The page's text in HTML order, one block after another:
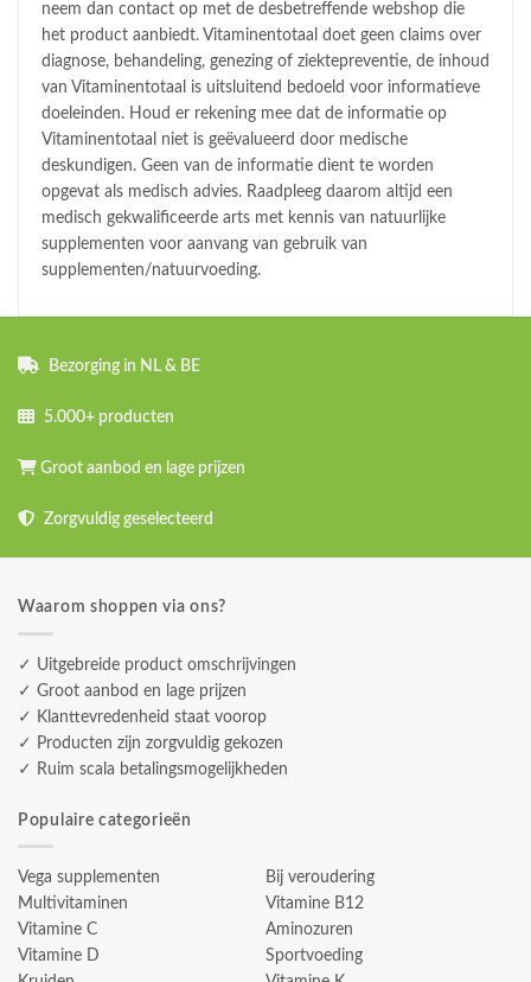
neem dan contact op met de desbetreffende webshop die
het product aanbiedt. Vitaminentotaal doet geen claims over
diagnose, behandeling, genezing of ziektepreventie, de inhoud
van Vitaminentotaal is uitsluitend bedoeld voor informatieve
doeleinden. Houd er rekening mee dat de informatie op
Vitaminentotaal niet is geëvalueerd door medische
deskundigen. Geen van de informatie dient te worden
opgevat als medisch advies. Raadpleeg daarom altijd een
medisch gekwalificeerde arts met kennis van natuurlijke
supplementen voor aanvang van gebruik van
supplementen/natuurvoeding.
Bezorging in NL & BE
5.000+ producten
Groot aanbod en lage prijzen
Zorgvuldig geselecteerd
Waarom shoppen via ons?
✓ Uitgebreide product omschrijvingen
✓ Groot aanbod en lage prijzen
✓ Klanttevredenheid staat voorop
✓ Producten zijn zorgvuldig gekozen
✓ Ruim scala betalingsmogelijkheden
Populaire categorieën
Vega supplementen
Multivitaminen
Vitamine C
Vitamine D
Bij veroudering
Vitamine B12
Aminozuren
Sportvoeding